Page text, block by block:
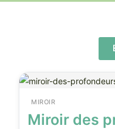
MIROIR
Miroir des